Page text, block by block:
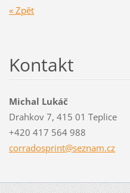
« Zpět
Kontakt
Michal Lukáč
Drahkov 7, 415 01 Teplice
+420 417 564 988
corradosprint@seznam.cz